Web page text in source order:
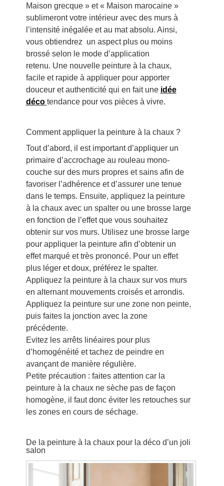
Maison grecque » et « Maison marocaine »
sublimeront votre intérieur avec des murs à
l’intensité inégalée et au mat absolu. Ainsi,
vous obtiendrez un aspect plus ou moins
brossé selon le mode d’application
retenu. Une nouvelle peinture à la chaux,
facile et rapide à appliquer pour apporter
douceur et authenticité qui en fait une idée
déco tendance pour vos pièces à vivre.
Comment appliquer la peinture à la chaux ?
Tout d’abord, il est important d’appliquer un
primaire d’accrochage au rouleau mono-
couche sur des murs propres et sains afin de
favoriser l’adhérence et d’assurer une tenue
dans le temps. Ensuite, appliquez la peinture
à la chaux avec un spalter ou une brosse large
en fonction de l’effet que vous souhaitez
obtenir sur vos murs. Utilisez une brosse large
pour appliquer la peinture afin d’obtenir un
effet marqué et très prononcé. Pour un effet
plus léger et doux, préférez le spalter.
Appliquez la peinture à la chaux sur vos murs
en alternant mouvements croisés et arrondis.
Appliquez la peinture sur une zone non peinte,
puis faites la jonction avec la zone
précédente.
Evitez les arrêts linéaires pour plus
d’homogénéité et tachez de peindre en
avançant de manière régulière.
Petite précaution : faites attention car la
peinture à la chaux ne sèche pas de façon
homogène, il faut donc éviter les retouches sur
les zones en cours de séchage.
De la peinture à la chaux pour la déco d’un joli
salon